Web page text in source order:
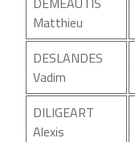
Matthieu
DESLANDES
Vadim
DILIGEART
Alexis